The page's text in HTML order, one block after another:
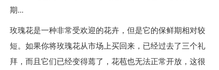
期...
玫瑰花是一种非常受欢迎的花卉，但是它的保鲜期相对较
短。如果你将玫瑰花从市场上买回来，已经过去了三个礼
拜，而且它们已经变得蔫了，花苞也无法正常开放，这很